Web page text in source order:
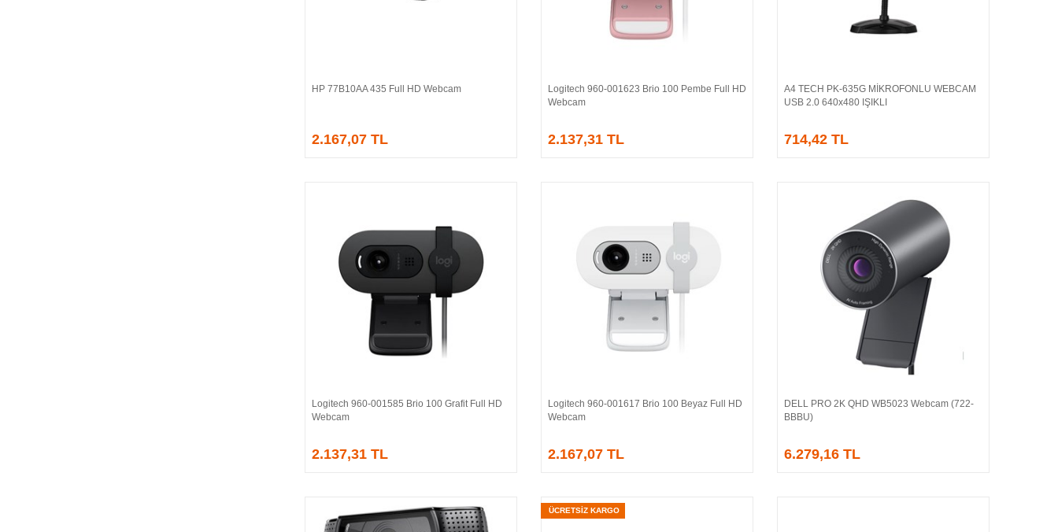
Sepete Ekle
HP 77B10AA 435 Full HD Webcam
2.167,07 TL
Sepete Ekle
Logitech 960-001623 Brio 100 Pembe Full HD
Webcam
2.137,31 TL
Sepete Ekle
A4 TECH PK-635G MİKROFONLU WEBCAM
USB 2.0 640x480 IŞIKLI
714,42 TL
Sepete Ekle
Logitech 960-001585 Brio 100 Grafit Full HD
Webcam
2.137,31 TL
Sepete Ekle
Logitech 960-001617 Brio 100 Beyaz Full HD
Webcam
2.167,07 TL
Sepete Ekle
DELL PRO 2K QHD WB5023 Webcam (722-
BBBU)
6.279,16 TL
ÜCRETSİZ KARGO